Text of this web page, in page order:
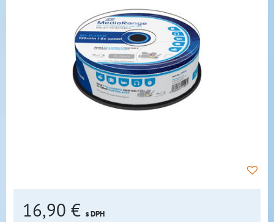
16,90 € s DPH